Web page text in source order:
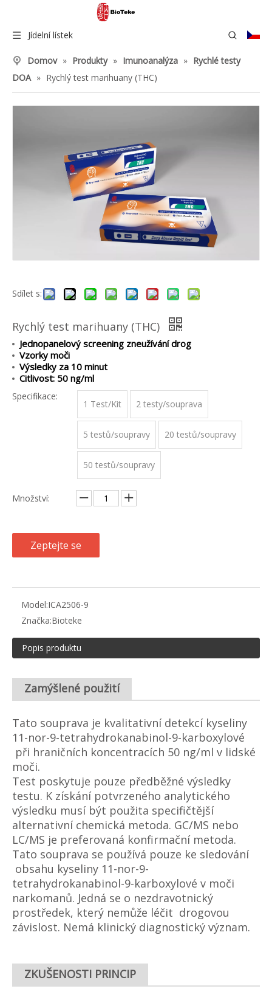
Jídelní lístek
Domov » Produkty » Imunoanalýza » Rychlé testy
DOA » Rychlý test marihuany (THC)
Sdílet s:
Rychlý test marihuany (THC)
Jednopanelový screening zneužívání drog
Vzorky moči
Výsledky za 10 minut
Citlivost: 50 ng/ml
Specifikace:
1 Test/Kit 2 testy/souprava
5 testů/soupravy 20 testů/soupravy
50 testů/soupravy
Množství:
Zeptejte se
Model:ICA2506-9
Značka:Bioteke
Popis produktu
Zamýšlené použití
Tato souprava je kvalitativní detekcí kyseliny
11-nor-9-tetrahydrokanabinol-9-karboxylové
při hraničních koncentracích 50 ng/ml v lidské
moči.
Test poskytuje pouze předběžné výsledky
testu. K získání potvrzeného analytického
výsledku musí být použita specifičtější
alternativní chemická metoda. GC/MS nebo
LC/MS je preferovaná konfirmační metoda.
Tato souprava se používá pouze ke sledování
obsahu kyseliny 11-nor-9-
tetrahydrokanabinol-9-karboxylové v moči
narkomanů. Jedná se o nezdravotnický
prostředek, který nemůže léčit drogovou
závislost. Nemá klinický diagnostický význam.
ZKUŠENOSTI PRINCIP